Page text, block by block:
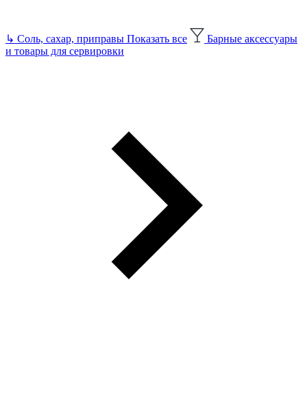
↳ Соль, сахар, приправы Показать все
Барные аксессуары
и товары для сервировки